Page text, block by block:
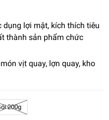
dụng lợi mật, kích thích tiêu
thành sản phẩm chức
vịt quay, lợn quay, kho
200g